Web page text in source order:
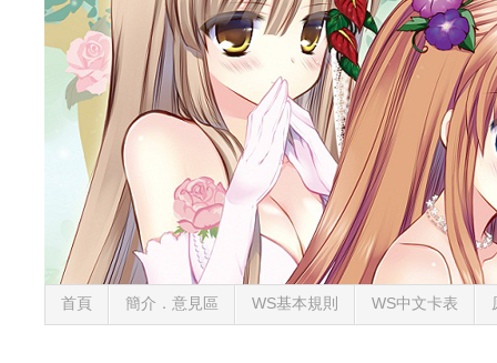
首頁 簡介．意見區 WS基本規則 WS中文卡表